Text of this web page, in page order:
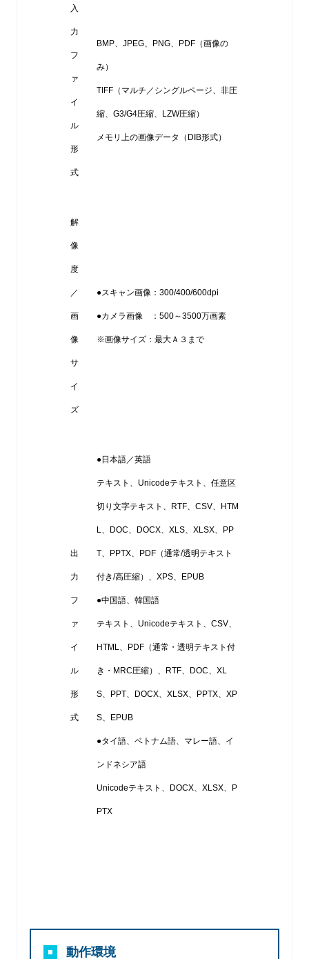
入
力
フ
ァ
イ
ル
形
式
BMP、JPEG、PNG、PDF（画像の
み）
TIFF（マルチ／シングルページ、非圧
縮、G3/G4圧縮、LZW圧縮）
メモリ上の画像データ（DIB形式）
解
像
度
／
画
像
サ
イ
ズ
●スキャン画像：300/400/600dpi
●カメラ画像 ：500～3500万画素
※画像サイズ：最大Ａ３まで
出
力
フ
ァ
イ
ル
形
式
●日本語／英語
テキスト、Unicodeテキスト、任意区
切り文字テキスト、RTF、CSV、HTM
L、DOC、DOCX、XLS、XLSX、PP
T、PPTX、PDF（通常/透明テキスト
付き/高圧縮）、XPS、EPUB
●中国語、韓国語
テキスト、Unicodeテキスト、CSV、
HTML、PDF（通常・透明テキスト付
き・MRC圧縮）、RTF、DOC、XL
S、PPT、DOCX、XLSX、PPTX、XP
S、EPUB
●タイ語、ベトナム語、マレー語、イ
ンドネシア語
Unicodeテキスト、DOCX、XLSX、P
PTX
動作環境